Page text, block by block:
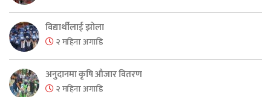
विद्यार्थीलाई झोला
२ महिना अगाडि
अनुदानमा कृषि औजार वितरण
२ महिना अगाडि